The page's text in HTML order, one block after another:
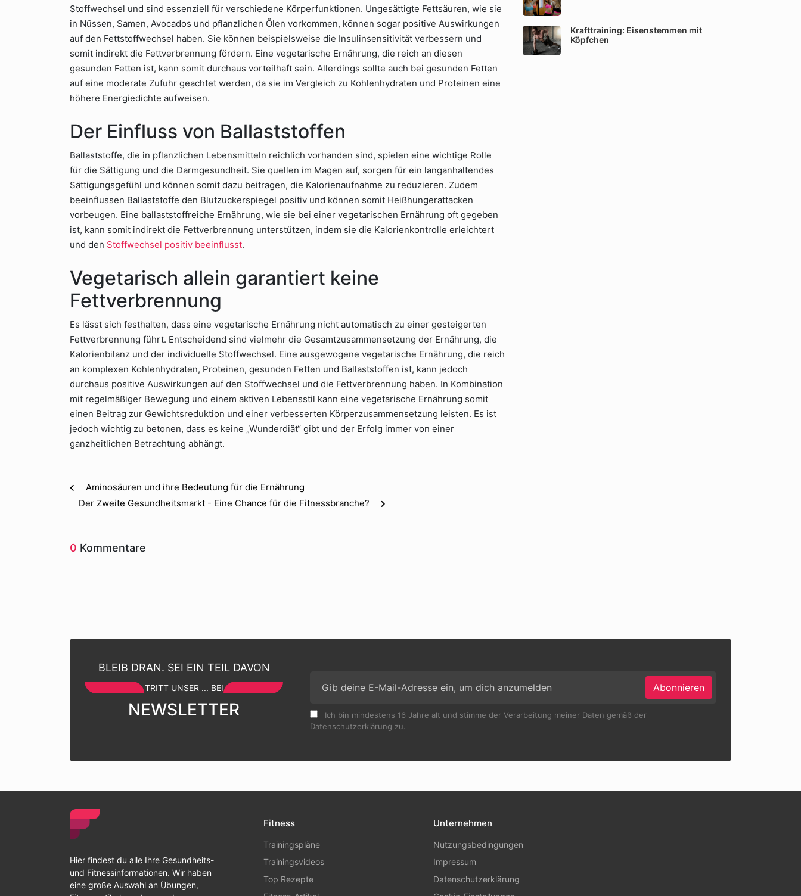
Stoffwechsel und sind essenziell für verschiedene Körperfunktionen. Ungesättigte Fettsäuren, wie sie
in Nüssen, Samen, Avocados und pflanzlichen Ölen vorkommen, können sogar positive Auswirkungen
auf den Fettstoffwechsel haben. Sie können beispielsweise die Insulinsensitivität verbessern und
somit indirekt die Fettverbrennung fördern. Eine vegetarische Ernährung, die reich an diesen
gesunden Fetten ist, kann somit durchaus vorteilhaft sein. Allerdings sollte auch bei gesunden Fetten
auf eine moderate Zufuhr geachtet werden, da sie im Vergleich zu Kohlenhydraten und Proteinen eine
höhere Energiedichte aufweisen.
Der Einfluss von Ballaststoffen
Ballaststoffe, die in pflanzlichen Lebensmitteln reichlich vorhanden sind, spielen eine wichtige Rolle
für die Sättigung und die Darmgesundheit. Sie quellen im Magen auf, sorgen für ein langanhaltendes
Sättigungsgefühl und können somit dazu beitragen, die Kalorienaufnahme zu reduzieren. Zudem
beeinflussen Ballaststoffe den Blutzuckerspiegel positiv und können somit Heißhungerattacken
vorbeugen. Eine ballaststoffreiche Ernährung, wie sie bei einer vegetarischen Ernährung oft gegeben
ist, kann somit indirekt die Fettverbrennung unterstützen, indem sie die Kalorienkontrolle erleichtert
und den Stoffwechsel positiv beeinflusst.
Vegetarisch allein garantiert keine
Fettverbrennung
Es lässt sich festhalten, dass eine vegetarische Ernährung nicht automatisch zu einer gesteigerten
Fettverbrennung führt. Entscheidend sind vielmehr die Gesamtzusammensetzung der Ernährung, die
Kalorienbilanz und der individuelle Stoffwechsel. Eine ausgewogene vegetarische Ernährung, die reich
an komplexen Kohlenhydraten, Proteinen, gesunden Fetten und Ballaststoffen ist, kann jedoch
durchaus positive Auswirkungen auf den Stoffwechsel und die Fettverbrennung haben. In Kombination
mit regelmäßiger Bewegung und einem aktiven Lebensstil kann eine vegetarische Ernährung somit
einen Beitrag zur Gewichtsreduktion und einer verbesserten Körperzusammensetzung leisten. Es ist
jedoch wichtig zu betonen, dass es keine „Wunderdiät“ gibt und der Erfolg immer von einer
ganzheitlichen Betrachtung abhängt.
Aminosäuren und ihre Bedeutung für die Ernährung
Der Zweite Gesundheitsmarkt - Eine Chance für die Fitnessbranche?
0 Kommentare
Krafttraining: Eisenstemmen mit
Köpfchen
BLEIB DRAN. SEI EIN TEIL DAVON
TRITT UNSER ... BEI
NEWSLETTER
Abonnieren
Ich bin mindestens 16 Jahre alt und stimme der Verarbeitung meiner Daten gemäß der
Datenschutzerklärung zu.
Hier findest du alle Ihre Gesundheits-
und Fitnessinformationen. Wir haben
eine große Auswahl an Übungen,
Fitness
Trainingspläne
Trainingsvideos
Top Rezepte
Unternehmen
Nutzungsbedingungen
Impressum
Datenschutzerklärung